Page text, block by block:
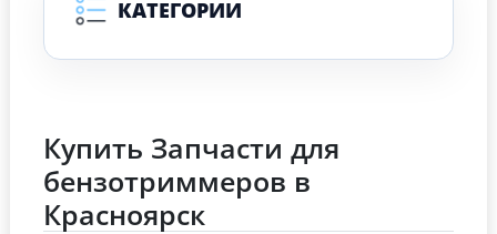
КАТЕГОРИИ
Купить Запчасти для
бензотриммеров в
Красноярск